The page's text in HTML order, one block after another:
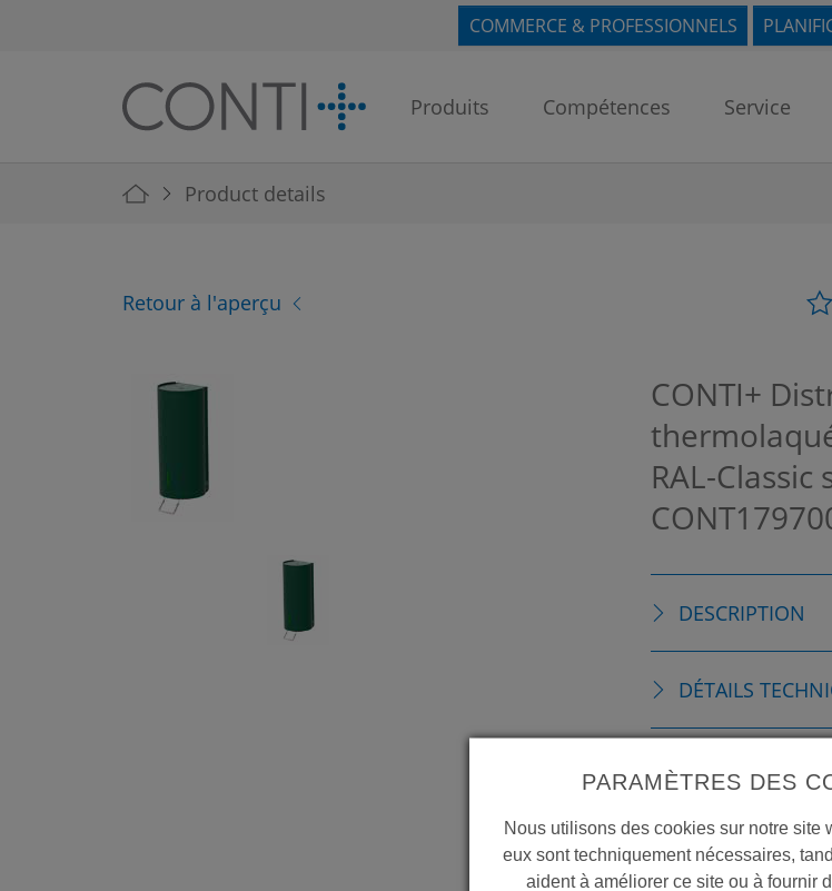
COMMERCE & PROFESSIONNELS
Produits Compétences Service
You are here:
Product details
Retour à l'aperçu
CONTI+
RAL-
DESCRIPTION
DÉTAILS
PARAMÈTRES DES
Nous utilisons des cookies sur notre site
eux sont techniquement nécessaires,
aident à améliorer ce site ou à fournir